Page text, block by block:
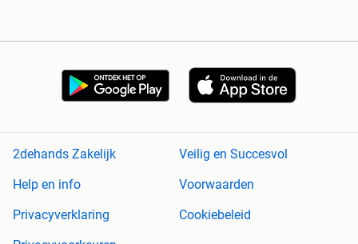
2dehands Zakelijk
Veilig en Succesvol
Help en info
Voorwaarden
Privacyverklaring
Cookiebeleid